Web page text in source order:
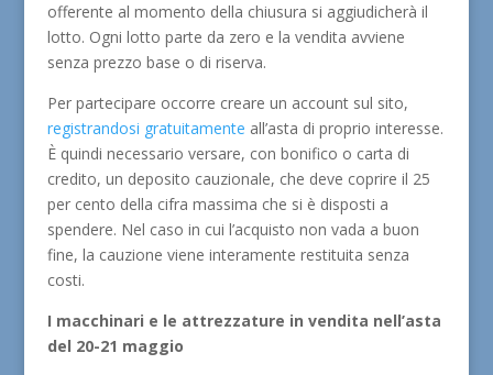
offerente al momento della chiusura si aggiudicherà il
lotto. Ogni lotto parte da zero e la vendita avviene
senza prezzo base o di riserva.
Per partecipare occorre creare un account sul sito,
registrandosi gratuitamente all’asta di proprio interesse.
È quindi necessario versare, con bonifico o carta di
credito, un deposito cauzionale, che deve coprire il 25
per cento della cifra massima che si è disposti a
spendere. Nel caso in cui l’acquisto non vada a buon
fine, la cauzione viene interamente restituita senza
costi.
I macchinari e le attrezzature in vendita nell’asta
del 20-21 maggio